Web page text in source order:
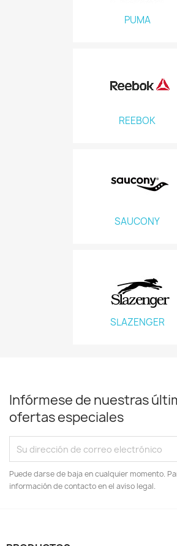
PUMA
REEBOK
SAUCONY
SLAZENGER
Infórmese de nuestras
ofertas especiales
Puede darse de baja en cualquier momento.
información de contacto en el aviso legal.